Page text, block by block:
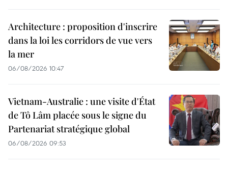
Architecture : proposition d'inscrire
dans la loi les corridors de vue vers
la mer
06/08/2026 10:47
Vietnam-Australie : une visite d'État
de Tô Lâm placée sous le signe du
Partenariat stratégique global
06/08/2026 09:53